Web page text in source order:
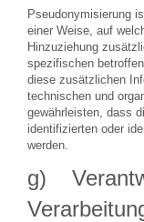
Pseudonymisierung
einer Weise, auf
Hinzuziehung
spezifischen
diese zusätzlichen
technischen und
gewährleisten, dass
identifizierten oder
werden.
g)